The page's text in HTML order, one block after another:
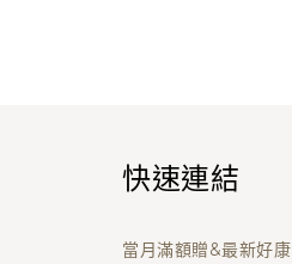
快速連結
當月滿額贈&最新好康